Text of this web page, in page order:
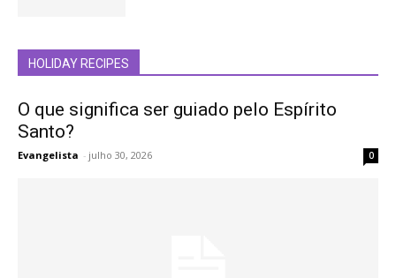
HOLIDAY RECIPES
O que significa ser guiado pelo Espírito
Santo?
Evangelista - julho 30, 2026 0